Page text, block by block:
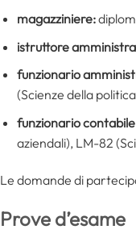
magazziniere:
istruttore
funzionario
(Scienze della
funzionario
aziendali), LM-82
Le domande di
Prove d’esame